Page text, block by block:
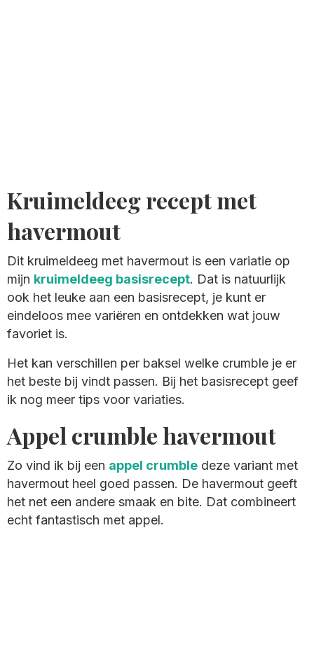
Kruimeldeeg recept met
havermout
Dit kruimeldeeg met havermout is een variatie op
mijn kruimeldeeg basisrecept. Dat is natuurlijk
ook het leuke aan een basisrecept, je kunt er
eindeloos mee variëren en ontdekken wat jouw
favoriet is.
Het kan verschillen per baksel welke crumble je er
het beste bij vindt passen. Bij het basisrecept geef
ik nog meer tips voor variaties.
Appel crumble havermout
Zo vind ik bij een appel crumble deze variant met
havermout heel goed passen. De havermout geeft
het net een andere smaak en bite. Dat combineert
echt fantastisch met appel.